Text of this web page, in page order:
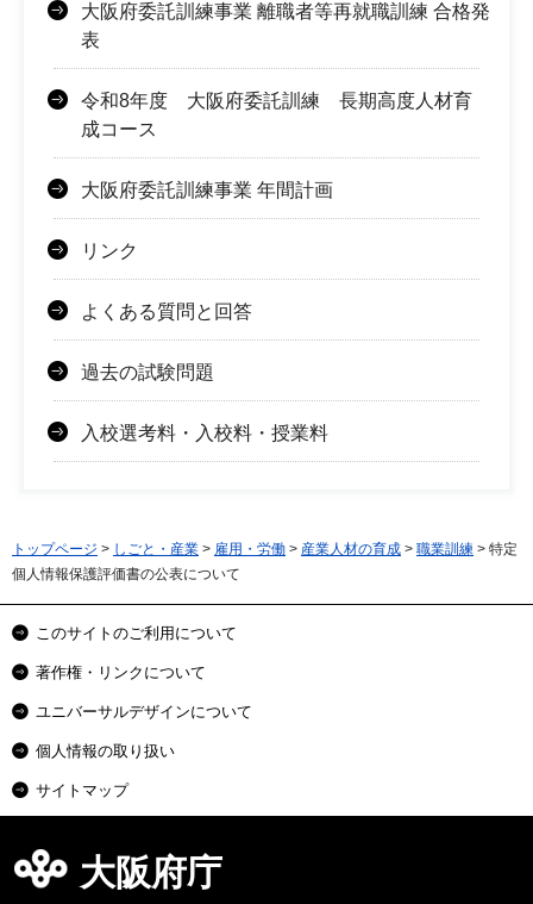
大阪府委託訓練事業 離職者等再就職訓練 合格発
表
令和8年度 大阪府委託訓練 長期高度人材育
成コース
大阪府委託訓練事業 年間計画
リンク
よくある質問と回答
過去の試験問題
入校選考料・入校料・授業料
トップページ > しごと・産業 > 雇用・労働 > 産業人材の育成 > 職業訓練 > 特定
個人情報保護評価書の公表について
このサイトのご利用について
著作権・リンクについて
ユニバーサルデザインについて
個人情報の取り扱い
サイトマップ
大阪府庁